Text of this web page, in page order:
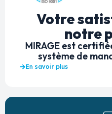
Votre
notre
MIRAGE est
système de
En savoir plus